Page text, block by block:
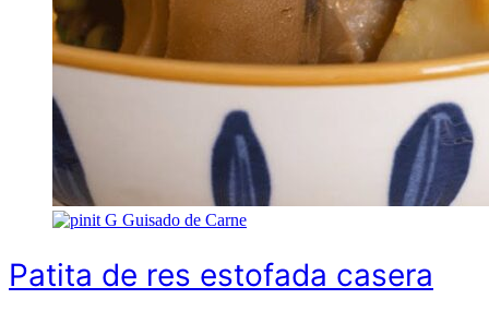
G Guisado de Carne
Patita de res estofada casera